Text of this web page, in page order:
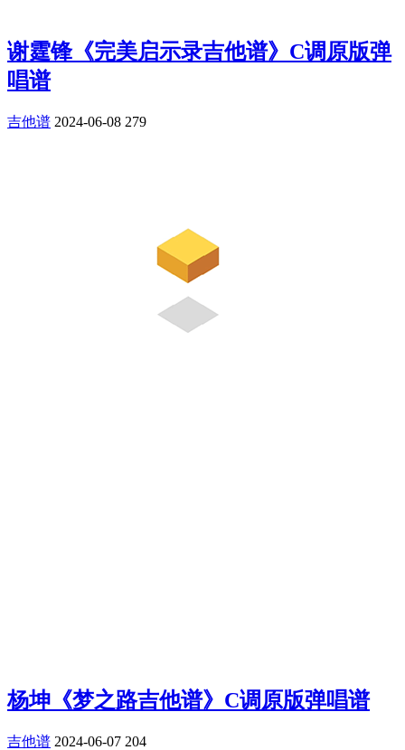
谢霆锋《完美启示录吉他谱》C调原版弹
唱谱
吉他谱 2024-06-08 279
杨坤《梦之路吉他谱》C调原版弹唱谱
吉他谱 2024-06-07 204